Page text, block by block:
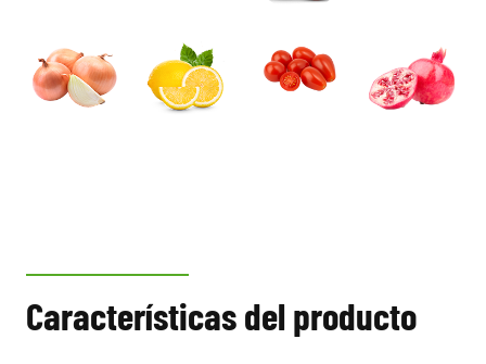
Características del producto